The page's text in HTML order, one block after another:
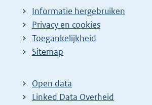
Informatie hergebruiken
Privacy en cookies
Toegankelijkheid
Sitemap
Open data
Linked Data Overheid